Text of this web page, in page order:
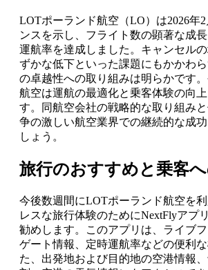
LOTポーランド航空（LO）は2026年
ンスを示し、フライト数の顕著な成長
運航率を達成しました。キャンセル
ずかな低下といった課題にもかかわ
の卓越性への取り組みは明らかです
航空は運航の最適化と乗客体験の向
す。同航空会社の戦略的な取り組み
争の激しい航空業界での継続的な成
しょう。
旅行のおすすめと乗客
今後数週間にLOTポーランド航空を
レスな旅行体験のためにNextFlyアプ
勧めします。このアプリは、ライブ
ゲート情報、定時運航率などの便利
た、出発地および目的地の空港情報